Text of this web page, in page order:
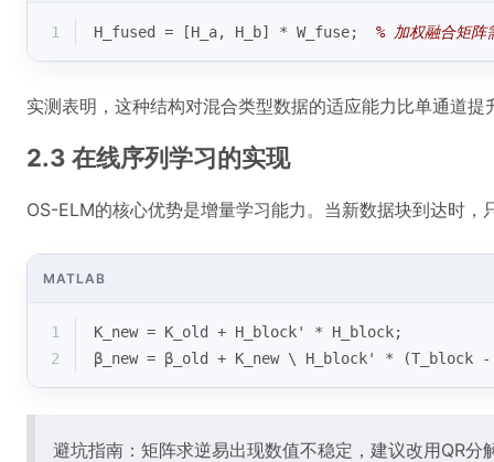
1 H_fused = [H_a, H_b] * W_fuse; % 加权融合矩阵
实测表明，这种结构对混合类型数据的适应能力比单通道提
2.3 在线序列学习的实现
OS-ELM的核心优势是增量学习能力。当新数据块到达时，
MATLAB
1
K_new = K_old + H_block' * H_block;
2
β_new = β_old + K_new \ H_block' * (T_block
避坑指南：矩阵求逆易出现数值不稳定，建议改用QR分